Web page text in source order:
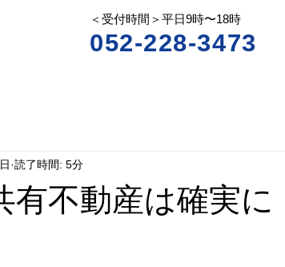
＜受付時間＞平日9時〜18時
052-228-3473
有不動産は確実
読了時間: 5分